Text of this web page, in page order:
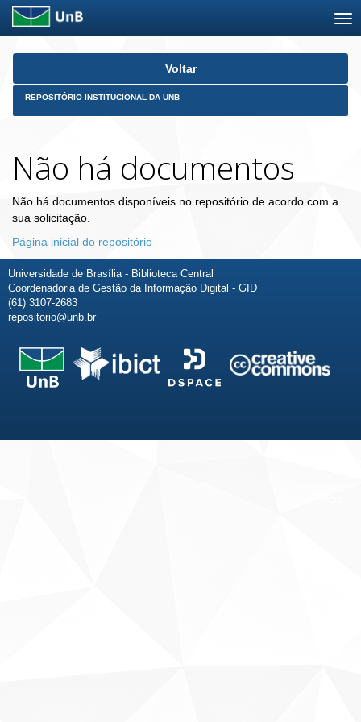
Skip
Voltar
REPOSITÓRIO INSTITUCIONAL DA UNB
Não há documentos
Não há documentos disponíveis no repositório de acordo com a
sua solicitação.
Página inicial do repositório
Universidade de Brasília - Biblioteca Central
Coordenadoria de Gestão da Informação Digital - GID
(61) 3107-2683
repositorio@unb.br